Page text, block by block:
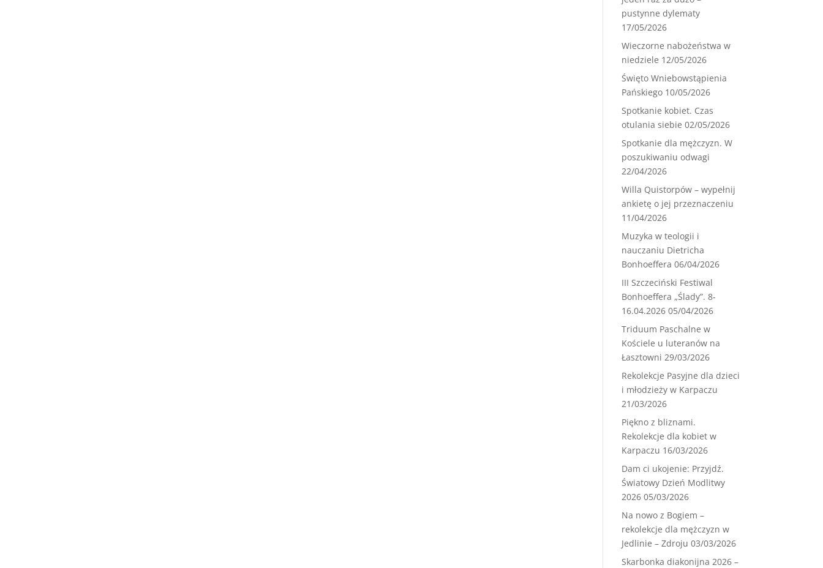
pustynne dylematy
17/05/2026
Wieczorne nabożeństwa w
niedziele 12/05/2026
Święto Wniebowstąpienia
Pańskiego 10/05/2026
Spotkanie kobiet. Czas
otulania siebie 02/05/2026
Spotkanie dla mężczyzn. W
poszukiwaniu odwagi
22/04/2026
Willa Quistorpów – wypełnij
ankietę o jej przeznaczeniu
11/04/2026
Muzyka w teologii i
nauczaniu Dietricha
Bonhoeffera 06/04/2026
III Szczeciński Festiwal
Bonhoeffera „Ślady”. 8-
16.04.2026 05/04/2026
Triduum Paschalne w
Kościele u luteranów na
Łasztowni 29/03/2026
Rekolekcje Pasyjne dla dzieci
i młodzieży w Karpaczu
21/03/2026
Piękno z bliznami.
Rekolekcje dla kobiet w
Karpaczu 16/03/2026
Dam ci ukojenie: Przyjdź.
Światowy Dzień Modlitwy
2026 05/03/2026
Na nowo z Bogiem –
rekolekcje dla mężczyzn w
Jedlinie – Zdroju 03/03/2026
Skarbonka diakonijna 2026 –